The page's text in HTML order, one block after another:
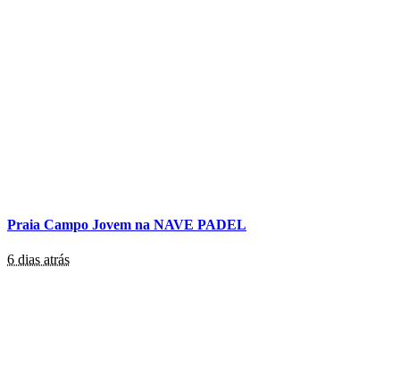
Praia Campo Jovem na NAVE PADEL
6 dias atrás